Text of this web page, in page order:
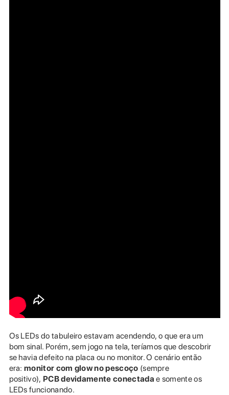
Os LEDs do tabuleiro estavam acendendo, o que era um
bom sinal. Porém, sem jogo na tela, teríamos que descobrir
se havia defeito na placa ou no monitor. O cenário então
era:monitor com glow no pescoço (sempre
positivo), PCB devidamente conectada e somente os
LEDs funcionando.